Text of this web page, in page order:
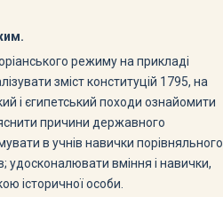
режиму на прикладі
зміст конституцій 1795, на
і єгипетський походи ознайомити
причини державного
в учнів навички порівняльного
удосконалювати вміння і навички,
історичної особи.